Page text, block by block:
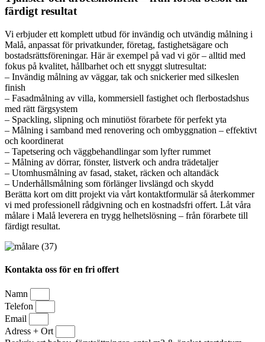
färdigt resultat
Vi erbjuder ett komplett utbud för invändig och utvändig målning i
Malå, anpassat för privatkunder, företag, fastighetsägare och
bostadsrättsföreningar. Här är exempel på vad vi gör – alltid med
fokus på kvalitet, hållbarhet och ett snyggt slutresultat:
– Invändig målning av väggar, tak och snickerier med silkeslen
finish
– Fasadmålning av villa, kommersiell fastighet och flerbostadshus
med rätt färgsystem
– Spackling, slipning och minutiöst förarbete för perfekt yta
– Målning i samband med renovering och ombyggnation – effektivt
och koordinerat
– Tapetsering och väggbehandlingar som lyfter rummet
– Målning av dörrar, fönster, listverk och andra trädetaljer
– Utomhusmålning av fasad, staket, räcken och altandäck
– Underhållsmålning som förlänger livslängd och skydd
Berätta kort om ditt projekt via vårt kontaktformulär så återkommer
vi med professionell rådgivning och en kostnadsfri offert. Låt våra
målare i Malå leverera en trygg helhetslösning – från förarbete till
färdigt resultat.
Kontakta oss för en fri offert
Namn
Telefon
Email
Adress + Ort